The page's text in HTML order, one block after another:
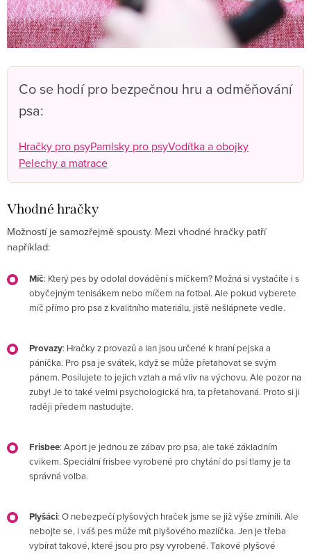
Co se hodí pro bezpečnou hru a odměňování
psa:
Hračky pro psyPamlsky pro psyVodítka a obojky
Pelechy a matrace
Vhodné hračky
Možností je samozřejmě spousty. Mezi vhodné hračky patří
například:
Míč: Který pes by odolal dovádění s míčkem? Možná si vystačíte i s
obyčejným tenisákem nebo míčem na fotbal. Ale pokud vyberete
míč přímo pro psa z kvalitního materiálu, jistě nešlápnete vedle.
Provazy: Hračky z provazů a lan jsou určené k hraní pejska a
páníčka. Pro psa je svátek, když se může přetahovat se svým
pánem. Posilujete to jejich vztah a má vliv na výchovu. Ale pozor na
zuby! Je to také velmi psychologická hra, ta přetahovaná. Proto si ji
raději předem nastudujte.
Frisbee: Aport je jednou ze zábav pro psa, ale také základním
cvikem. Speciální frisbee vyrobené pro chytání do psí tlamy je ta
správná volba.
Plyšáci: O nebezpečí plyšových hraček jsme se již výše zmínili. Ale
nebojte se, i váš pes může mít plyšového mazlíčka. Jen je třeba
vybírat takové, které jsou pro psy vyrobené. Takové plyšové